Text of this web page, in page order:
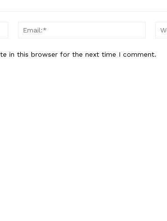
Name:*
Email:*
in this browser for the next time I comment.